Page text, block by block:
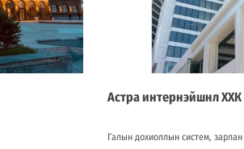
Астра интернэйшнл
Галын дохиоллын систем,